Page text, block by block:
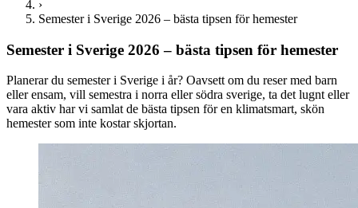
›
Semester i Sverige 2026 – bästa tipsen för hemester
Semester i Sverige 2026 – bästa tipsen för hemester
Planerar du semester i Sverige i år? Oavsett om du reser med barn
eller ensam, vill semestra i norra eller södra sverige, ta det lugnt eller
vara aktiv har vi samlat de bästa tipsen för en klimatsmart, skön
hemester som inte kostar skjortan.